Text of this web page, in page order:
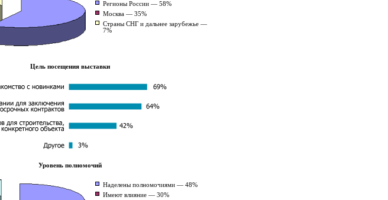
Регионы России — 58%
Москва — 35%
Страны СНГ и дальнее зарубежье —
7%
Цель посещения выставки
Уровень полномочий
Наделены полномочиями — 48%
Имеют влияние — 30%